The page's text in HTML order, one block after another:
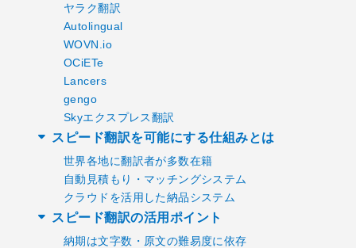
ヤラク翻訳
Autolingual
WOVN.io
OCiETe
Lancers
gengo
Skyエクスプレス翻訳
スピード翻訳を可能にする仕組みとは
世界各地に翻訳者が多数在籍
自動見積もり・マッチングシステム
クラウドを活用した納品システム
スピード翻訳の活用ポイント
納期は文字数・原文の難易度に依存